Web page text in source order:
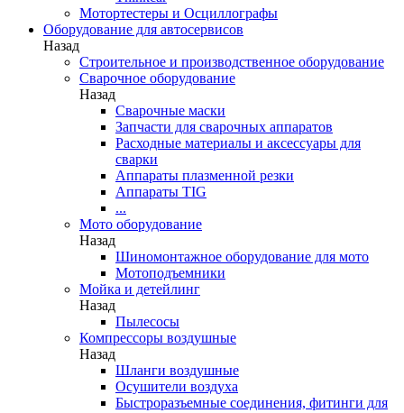
Мотортестеры и Осциллографы
Оборудование для автосервисов
Назад
Строительное и производственное оборудование
Сварочное оборудование
Назад
Сварочные маски
Запчасти для сварочных аппаратов
Расходные материалы и аксессуары для
сварки
Аппараты плазменной резки
Аппараты TIG
...
Мото оборудование
Назад
Шиномонтажное оборудование для мото
Мотоподъемники
Мойка и детейлинг
Назад
Пылесосы
Компрессоры воздушные
Назад
Шланги воздушные
Осушители воздуха
Быстроразъемные соединения, фитинги для